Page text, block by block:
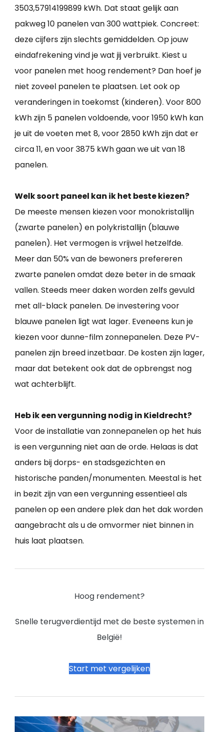
3503,57914199899 kWh. Dat staat gelijk aan
pakweg 10 panelen van 300 wattpiek. Concreet:
deze cijfers zijn slechts gemiddelden. Op jouw
eindafrekening vind je wat jij verbruikt. Kiest u
voor panelen met hoog rendement? Dan hoef je
niet zoveel panelen te plaatsen. Let ook op
veranderingen in toekomst (kinderen). Voor 800
kWh zijn 5 panelen voldoende, voor 1950 kWh kan
je uit de voeten met 8, voor 2850 kWh zijn dat er
circa 11, en voor 3875 kWh gaan we uit van 18
panelen.
Welk soort paneel kan ik het beste kiezen?
De meeste mensen kiezen voor monokristallijn
(zwarte panelen) en polykristallijn (blauwe
panelen). Het vermogen is vrijwel hetzelfde.
Meer dan 50% van de bewoners prefereren
zwarte panelen omdat deze beter in de smaak
vallen. Steeds meer daken worden zelfs gevuld
met all-black panelen. De investering voor
blauwe panelen ligt wat lager. Eveneens kun je
kiezen voor dunne-film zonnepanelen. Deze PV-
panelen zijn breed inzetbaar. De kosten zijn lager,
maar dat betekent ook dat de opbrengst nog
wat achterblijft.
Heb ik een vergunning nodig in Kieldrecht?
Voor de installatie van zonnepanelen op het huis
is een vergunning niet aan de orde. Helaas is dat
anders bij dorps- en stadsgezichten en
historische panden/monumenten. Meestal is het
in bezit zijn van een vergunning essentieel als
panelen op een andere plek dan het dak worden
aangebracht als u de omvormer niet binnen in
huis laat plaatsen.
Hoog rendement?
Snelle terugverdientijd met de beste systemen in
België!
Start met vergelijken